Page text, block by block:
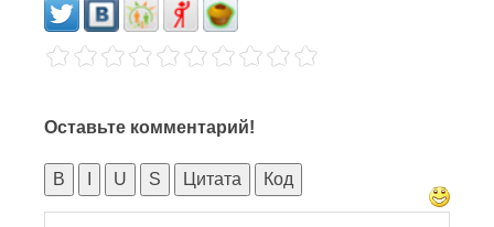
Оставьте комментарий!
B U S Цитата Код